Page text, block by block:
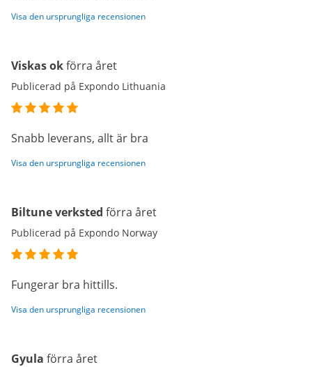
Visa den ursprungliga recensionen
Viskas okförra året
Publicerad på Expondo Lithuania
Snabb leverans, allt är bra
Visa den ursprungliga recensionen
Biltune verksted förra året
Publicerad på Expondo Norway
Fungerar bra hittills.
Visa den ursprungliga recensionen
Gyula förra året